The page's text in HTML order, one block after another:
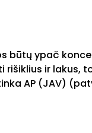
būtų ypač
ir lakus,
AP (JAV)